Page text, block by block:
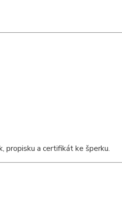
propisku a certifikát ke šperku.